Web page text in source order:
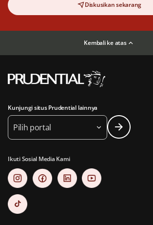
Diskusikan sekarang
Kembali ke atas
Kunjungi situs Prudential lainnya
Pilih portal
Ikuti Sosial Media Kami